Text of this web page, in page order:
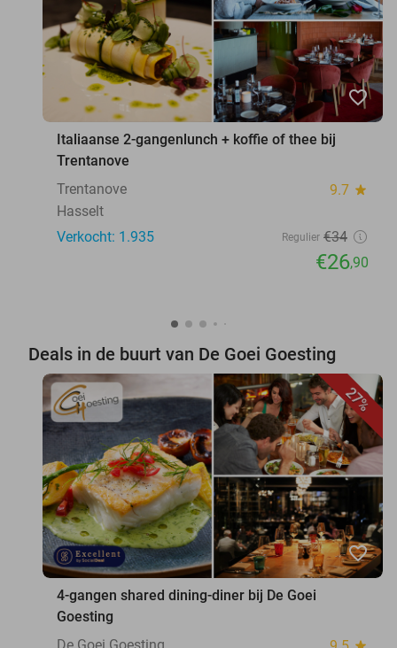
favorite_border
Italiaanse 2-gangenlunch + koffie of thee bij
Trentanove
Trentanove
9.7 star
Hasselt
Verkocht: 1.935
Regulier €34
€26,90
Deals in de buurt van De Goei Goesting
27%
favorite_border
4-gangen shared dining-diner bij De Goei
Goesting